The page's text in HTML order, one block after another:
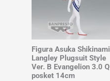
Figura Asuka Shikinami
Langley Plugsuit Style
Ver. B Evangelion 3.0 Q
posket 14cm